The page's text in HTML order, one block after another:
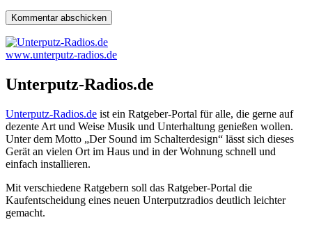
www.unterputz-radios.de
Unterputz-Radios.de
Unterputz-Radios.de ist ein Ratgeber-Portal für alle, die gerne auf
dezente Art und Weise Musik und Unterhaltung genießen wollen.
Unter dem Motto „Der Sound im Schalterdesign“ lässt sich dieses
Gerät an vielen Ort im Haus und in der Wohnung schnell und
einfach installieren.
Mit verschiedene Ratgebern soll das Ratgeber-Portal die
Kaufentscheidung eines neuen Unterputzradios deutlich leichter
gemacht.